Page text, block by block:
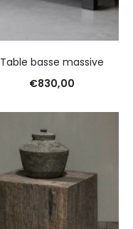
Table basse massive
€830,00